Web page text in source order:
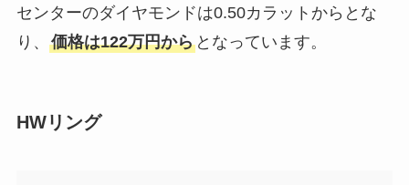
センターのダイヤモンドは0.50カラットからとな
り、 価格は122万円からとなっています。
HWリング